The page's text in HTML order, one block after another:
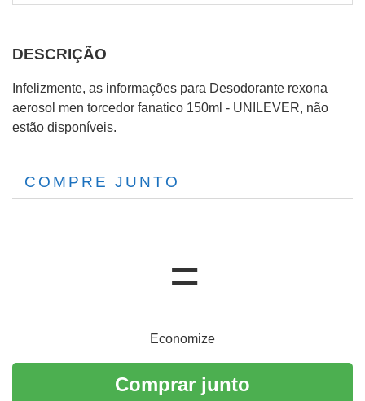
DESCRIÇÃO
Infelizmente, as informações para Desodorante rexona
aerosol men torcedor fanatico 150ml - UNILEVER, não
estão disponíveis.
COMPRE JUNTO
Economize
Comprar junto